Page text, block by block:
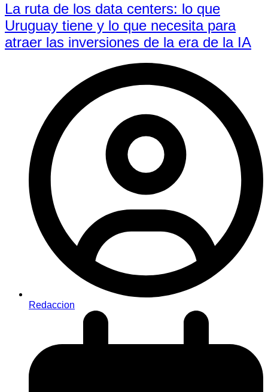
La ruta de los data centers: lo que
Uruguay tiene y lo que necesita para
atraer las inversiones de la era de la IA
Redaccion